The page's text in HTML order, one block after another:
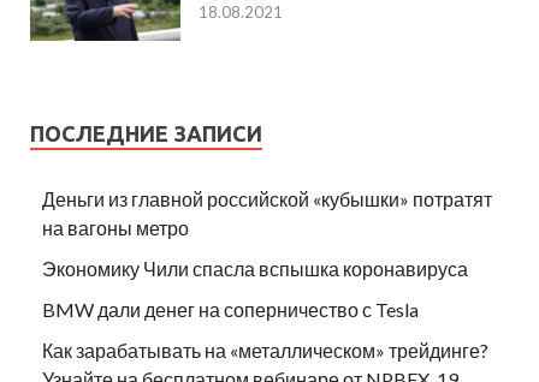
18.08.2021
ПОСЛЕДНИЕ ЗАПИСИ
Деньги из главной российской «кубышки» потратят
на вагоны метро
Экономику Чили спасла вспышка коронавируса
BMW дали денег на соперничество с Tesla
Как зарабатывать на «металлическом» трейдинге?